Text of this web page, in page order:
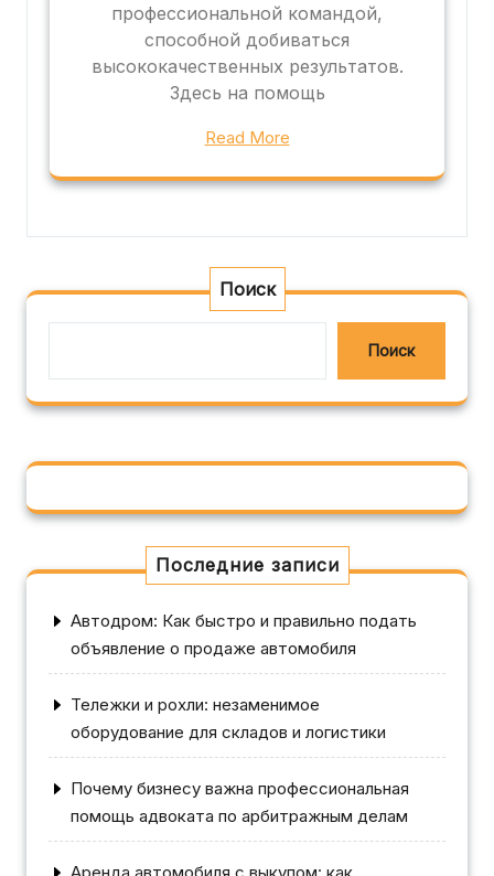
профессиональной командой,
способной добиваться
высококачественных результатов.
Здесь на помощь
Read More
Поиск
Поиск
Последние записи
Автодром: Как быстро и правильно подать
объявление о продаже автомобиля
Тележки и рохли: незаменимое
оборудование для складов и логистики
Почему бизнесу важна профессиональная
помощь адвоката по арбитражным делам
Аренда автомобиля с выкупом: как